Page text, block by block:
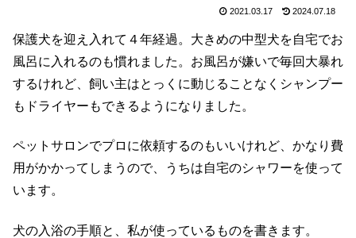
2021.03.17 2024.07.18
保護犬を迎え入れて４年経過。大きめの中型犬を自宅でお
風呂に入れるのも慣れました。お風呂が嫌いで毎回大暴れ
するけれど、飼い主はとっくに動じることなくシャンプー
もドライヤーもできるようになりました。
ペットサロンでプロに依頼するのもいいけれど、かなり費
用がかかってしまうので、うちは自宅のシャワーを使って
います。
犬の入浴の手順と、私が使っているものを書きます。